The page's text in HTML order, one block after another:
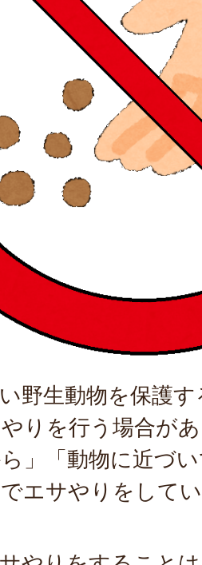
野生動物を保護
りを行う場合が
ら」「動物に近づ
エサやりをして